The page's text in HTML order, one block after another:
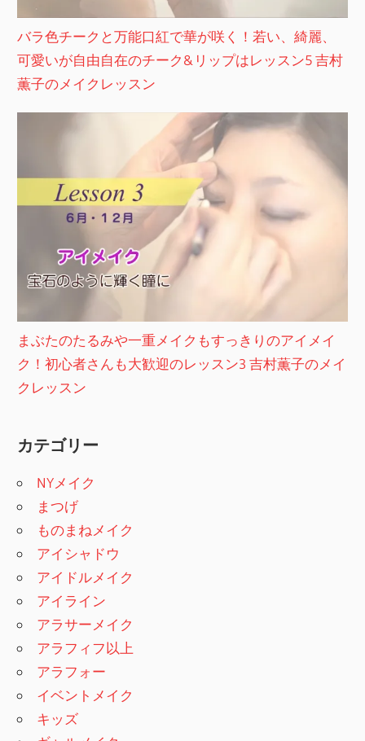
バラ色チークと万能口紅で華が咲く！若い、綺麗、
可愛いが自由自在のチーク&リップはレッスン5 吉村
薫子のメイクレッスン
まぶたのたるみや一重メイクもすっきりのアイメイ
ク！初心者さんも大歓迎のレッスン3 吉村薫子のメイ
クレッスン
カテゴリー
NYメイク
まつげ
ものまねメイク
アイシャドウ
アイドルメイク
アイライン
アラサーメイク
アラフィフ以上
アラフォー
イベントメイク
キッズ